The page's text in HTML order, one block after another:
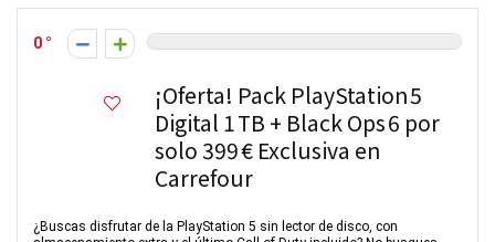
0
¡Oferta! Pack PlayStation 5
Digital 1 TB + Black Ops 6 por
solo 399 € Exclusiva en
Carrefour
¿Buscas disfrutar de la PlayStation 5 sin lector de disco, con